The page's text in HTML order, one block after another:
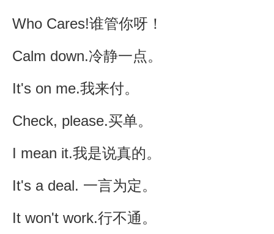
Who Cares!谁管你呀！
Calm down.冷静一点。
It's on me.我来付。
Check, please.买单。
I mean it.我是说真的。
It's a deal. 一言为定。
It won't work.行不通。